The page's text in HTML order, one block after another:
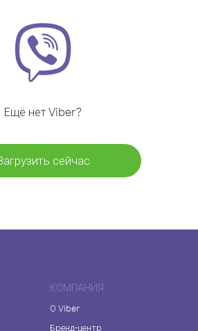
Ещё нет Viber?
сейчас
КОМПАНИЯ
О Viber
Бренд-центр